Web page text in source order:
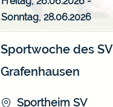
Sonntag, 28.06.2026
Sportwoche des SV
Grafenhausen
Sportheim SV